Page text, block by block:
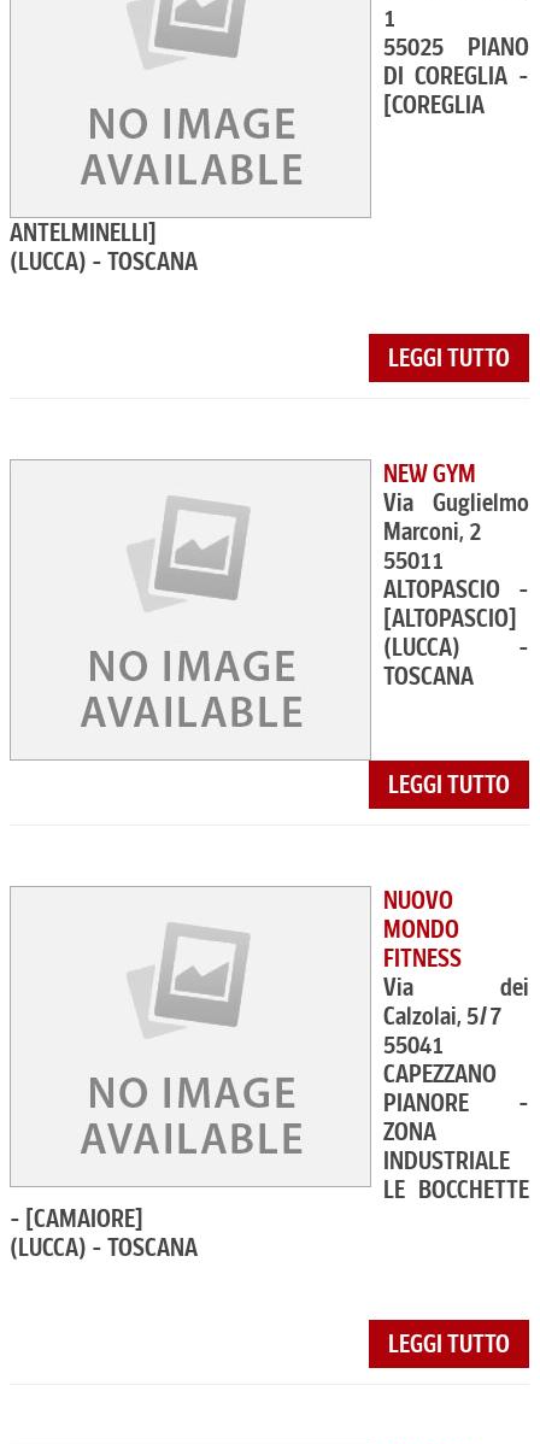
1
55025 PIANO
DI COREGLIA -
[COREGLIA
ANTELMINELLI]
(LUCCA) - TOSCANA
LEGGI TUTTO
NEW GYM
Via Guglielmo
Marconi, 2
55011
ALTOPASCIO -
[ALTOPASCIO]
(LUCCA) -
TOSCANA
LEGGI TUTTO
NUOVO
MONDO
FITNESS
Via dei
Calzolai, 5/7
55041
CAPEZZANO
PIANORE -
ZONA
INDUSTRIALE
LE BOCCHETTE
- [CAMAIORE]
(LUCCA) - TOSCANA
LEGGI TUTTO